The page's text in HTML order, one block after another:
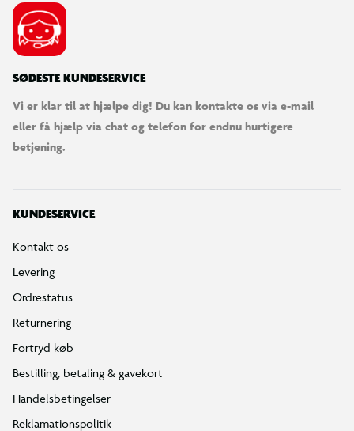
SØDESTE KUNDESERVICE
Vi er klar til at hjælpe dig! Du kan kontakte os via e-mail
eller få hjælp via chat og telefon for endnu hurtigere
betjening.
KUNDESERVICE
Kontakt os
Levering
Ordrestatus
Returnering
Fortryd køb
Bestilling, betaling & gavekort
Handelsbetingelser
Reklamationspolitik